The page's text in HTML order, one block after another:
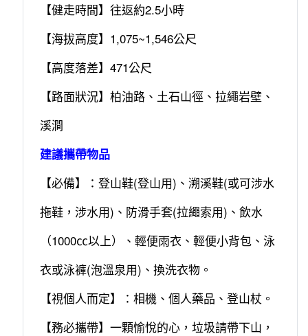
【健走時間】往返約2.5小時
【海拔高度】1,075~1,546公尺
【高度落差】471公尺
【路面狀況】柏油路、土石山徑、拉繩岩壁、
溪澗
建議攜帶物品
【必備】：登山鞋(登山用)、溯溪鞋(或可涉水
拖鞋，涉水用)、防滑手套(拉繩索用)、飲水
（1000㏄以上）、輕便雨衣、輕便小背包、泳
衣或泳褲(泡溫泉用)、換洗衣物。
【視個人而定】：相機、個人藥品、登山杖。
【務必攜帶】一顆愉悅的心，垃圾請帶下山，